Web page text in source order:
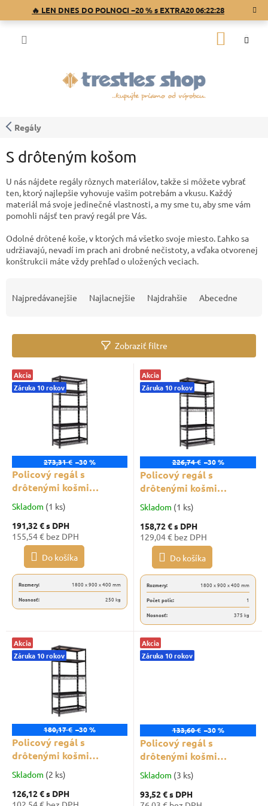
🔥 LEN DNES DO POLNOCI −20 % s EXTRA2006:22:28
Regály
S drôteným košom
U nás nájdete regály rôznych materiálov, takže si môžete vybrať
ten, ktorý najlepšie vyhovuje vašim potrebám a vkusu. Každý
materiál má svoje jedinečné vlastnosti, a my sme tu, aby sme vám
pomohli nájsť ten pravý regál pre Vás.
Odolné drôtené koše, v ktorých má všetko svoje miesto. Ľahko sa
udržiavajú, nevadí im prach ani drobné nečistoty, a vďaka otvorenej
konštrukcii máte vždy prehľad o uložených veciach.
p
o
Najpredávanejšie Najlacnejšie Najdrahšie Abecedne
Zobraziť filtre
V
p
Akcia
Záruka 10 rokov
273,31 € –30 %
Policový regál s
drôtenými košmi
Trestles RNDU-KUI
1800x900x400, nosnosť
250 kg, 5 košov, čierny
Skladom (1 ks)
191,32 €s DPH
155,54 € bez DPH
Do košíka
Rozmery:
1800 x 900 x 400 mm
Nosnosť:
250 kg
Akcia
Záruka 10 rokov
226,74 € –30 %
Policový regál s
drôtenými košmi
Trestles RNDU-KUI
1800x900x400, nosnosť
375 kg, 1 polica, 4 koše,
čierny
Skladom (1 ks)
158,72 €s DPH
129,04 € bez DPH
Do košíka
Rozmery:
1800 x 900 x 400 mm
Počet políc:
1
Nosnosť:
375 kg
Akcia
Záruka 10 rokov
180,17 € –30 %
Policový regál s
drôtenými košmi
Trestles RNDU-KUI
1800x900x400, nosnosť
500 kg, 2 police, 3 koše,
Skladom (2 ks)
126,12 €s DPH
Akcia
Záruka 10 rokov
133,60 € –30 %
Policový regál s
drôtenými košmi
Trestles RNDU-KUI
1800x900x400, nosnosť
625 kg, 3 police, 2 koše,
Skladom (3 ks)
93,52 €s DPH